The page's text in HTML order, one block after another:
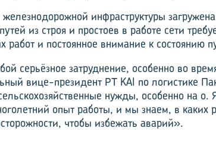
инфраструктуры
из строя и простоев в работе сети
работ и постоянное внимание к состоянию
серьёзное затруднение, особенно во
вице-президент PT KAI по логистике
нужды, особенно на о.
опыт работы, и мы знаем, в каких
чтобы избежать аварий».